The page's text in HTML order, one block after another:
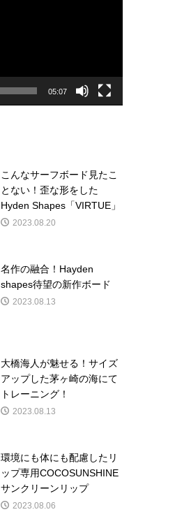
05:07
こんなサーフボード見たこ
とない！歪な形をした
Hyden Shapes「VIRTUE」
2023.08.20
名作の融合！Hayden
shapes待望の新作ボード
2023.08.13
大橋海人が魅せる！サイズ
アップした茅ヶ崎の海にて
トレーニング！
2023.08.13
環境にも体にも配慮したリ
ップ専用COCOSUNSHINE
サンクリーンリップ
2023.08.06